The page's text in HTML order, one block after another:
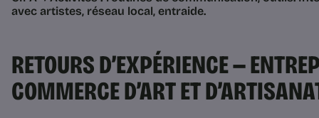
avec artistes, réseau local, entraide.
RETOURS D’EXPÉRIENCE —
COMMERCE D’ART ET